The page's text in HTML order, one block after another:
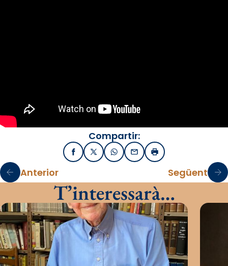
Compartir:
FacebookX / TwitterWhatsApp
EmailImprimir
Anterior Següent
T’interessarà…